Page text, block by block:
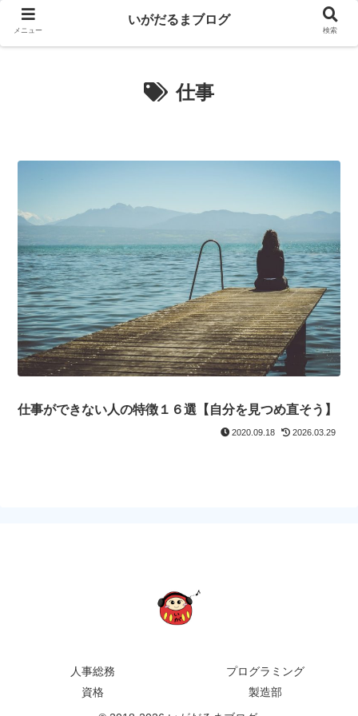
仕事
仕事ができない人の特徴１６選【自分を見つめ直そう】
2020.09.18 2026.03.29
人事総務
プログラミング
資格
製造部
メニュー
いがだるまブログ
検索